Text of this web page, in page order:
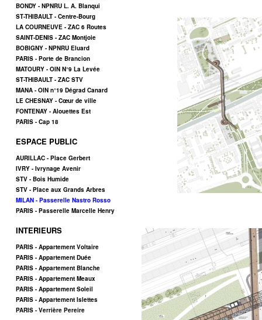
BONDY - NPNRU L. A. Blanqui
ST-THIBAULT - Centre-Bourg
LA COURNEUVE - ZAC 6 Routes
SAINT-DENIS - ZAC Montjoie
BOBIGNY - NPNRU Eluard
PARIS - Porte de Brancion
MATOURY - OIN N°9 La Levée
ST-THIBAULT - ZAC STV
MANA - OIN n°19 Dégrad Canard
LE CHESNAY - Cœur de ville
FONTENAY - Alouettes Est
PARIS - Cap 18
ESPACE PUBLIC
AURILLAC - Place Gerbert
IVRY - Ivrynage Avenir
STV - Bois Humide
STV - Place aux Grands Arbres
MILAN - Passerelle Nastro Rosso
PARIS - Passerelle Marcelle Henry
INTERIEURS
PARIS - Appartement Voltaire
PARIS - Appartement Duée
PARIS - Appartement Blanche
PARIS - Appartement Meaux
PARIS - Appartement Soleil
PARIS - Appartement Islettes
PARIS - Verrière Pereire